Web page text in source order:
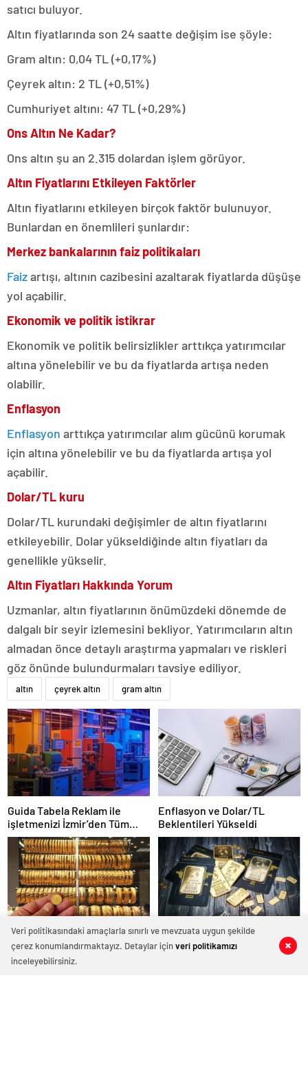
0 0
0 0
satıcı buluyor.
Altın fiyatlarında son 24 saatte değişim ise şöyle:
Gram altın: 0,04 TL (+0,17%)
Çeyrek altın: 2 TL (+0,51%)
Cumhuriyet altını: 47 TL (+0,29%)
Ons Altın Ne Kadar?
Ons altın şu an 2.315 dolardan işlem görüyor.
Altın Fiyatlarını Etkileyen Faktörler
Altın fiyatlarını etkileyen birçok faktör bulunuyor.
Bunlardan en önemlileri şunlardır:
Merkez bankalarının faiz politikaları
Faizartışı, altının cazibesini azaltarak fiyatlarda düşüşe
yol açabilir.
Ekonomik ve politik istikrar
Ekonomik ve politik belirsizlikler arttıkça yatırımcılar
altına yönelebilir ve bu da fiyatlarda artışa neden
olabilir.
Enflasyon
Enflasyon arttıkça yatırımcılar alım gücünü korumak
için altına yönelebilir ve bu da fiyatlarda artışa yol
açabilir.
Dolar/TL kuru
Dolar/TL kurundaki değişimler de altın fiyatlarını
etkileyebilir. Dolar yükseldiğinde altın fiyatları da
genellikle yükselir.
Altın Fiyatları Hakkında Yorum
Uzmanlar, altın fiyatlarının önümüzdeki dönemde de
dalgalı bir seyir izlemesini bekliyor. Yatırımcıların altın
almadan önce detaylı araştırma yapmaları ve riskleri
göz önünde bulundurmaları tavsiye ediliyor.
altın çeyrek altın gram altın
Guida Tabela Reklam ile
işletmenizi İzmir’den Tüm
Türkiye’ye Duyuran Işıklı
Çözümler!
Enflasyon ve Dolar/TL
Beklentileri Yükseldi
Hafta Sonu Altın Fiyatları
Çin Gümrük Vergileri ve Fed
Toplantısı Gölgesinde Altın
Veri politikasındaki amaçlarla sınırlı ve mevzuata uygun şekilde
çerez konumlandırmaktayız. Detaylar içinveri politikamızı
inceleyebilirsiniz.